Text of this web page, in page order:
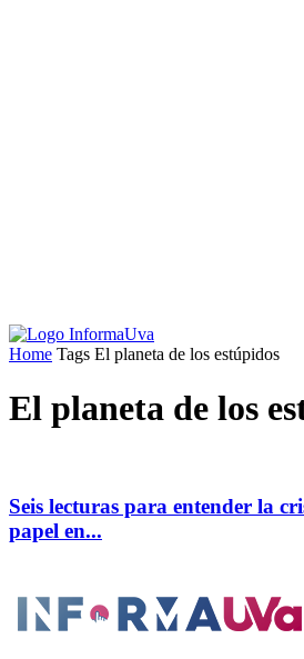
Home Tags El planeta de los estúpidos
El planeta de los
Seis lecturas para entender la
papel en...